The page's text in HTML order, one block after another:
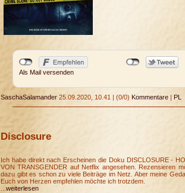
Als Mail versenden
SaschaSalamander 25.09.2020, 10.41 (0/0) Kommentare PL
Disclosure
Ich habe direkt nach Erscheinen die Doku DISCLOSURE -
VON TRANSGENDER auf Netflix angesehen. Rezensieren
dazu gibt es schon zu viele Beiträge im Netz. Aber meine
Euch von Herzen empfehlen möchte ich trotzdem.
weiterlesen